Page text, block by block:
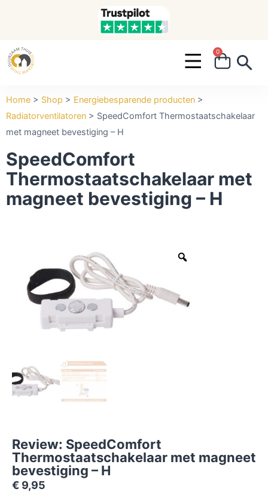
0
Home > Shop > Energiebesparende producten >
Radiatorventilatoren > SpeedComfort Thermostaatschakelaar
met magneet bevestiging – H
SpeedComfort
Thermostaatschakelaar met
magneet bevestiging – H
Review: SpeedComfort
Thermostaatschakelaar met magneet
bevestiging – H
€ 9,95